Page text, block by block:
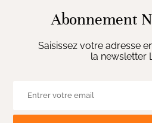
Abonnement
Saisissez votre adresse
la newsletter